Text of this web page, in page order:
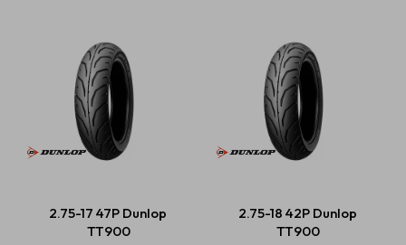
2.75-17 47P Dunlop
TT900
2.75-18 42P Dunlop
TT900